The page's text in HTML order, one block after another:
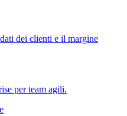
dei clienti e il margine
per team agili.